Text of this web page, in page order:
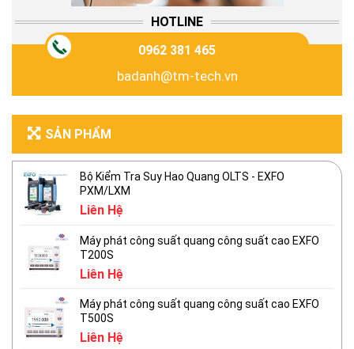
HOTLINE
0962 381 465
badanh@tm-tech.vn
SẢN PHẨM
Bộ Kiểm Tra Suy Hao Quang OLTS - EXFO
PXM/LXM
Liên Hệ
Máy phát công suất quang công suất cao EXFO
T200S
Liên Hệ
Máy phát công suất quang công suất cao EXFO
T500S
Liên Hệ